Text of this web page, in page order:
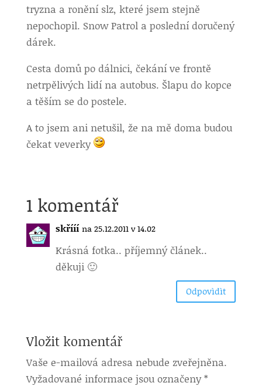
tryzna a ronění slz, které jsem stejně
nepochopil. Snow Patrol a poslední doručený
dárek.
Cesta domů po dálnici, čekání ve frontě
netrpělivých lidí na autobus. Šlapu do kopce
a těším se do postele.
A to jsem ani netušil, že na mě doma budou
čekat veverky
1 komentář
skřííí na 25.12.2011 v 14.02
Krásná fotka.. příjemný článek..
děkuji 🙂
Odpovìdìt
Vložit komentář
Vaše e-mailová adresa nebude zveřejněna.
Vyžadované informace jsou označeny*